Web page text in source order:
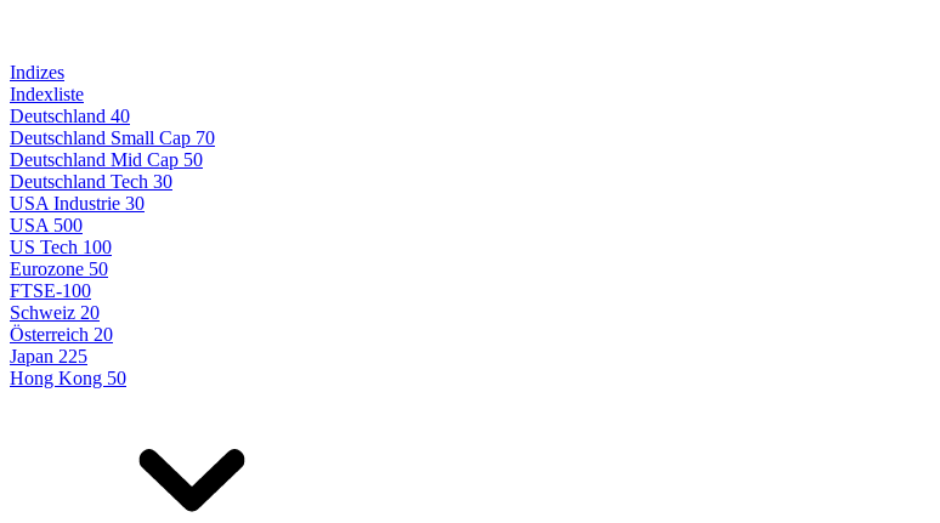
Indizes
Indexliste
Deutschland 40
Deutschland Small Cap 70
Deutschland Mid Cap 50
Deutschland Tech 30
USA Industrie 30
USA 500
US Tech 100
Eurozone 50
FTSE-100
Schweiz 20
Österreich 20
Japan 225
Hong Kong 50